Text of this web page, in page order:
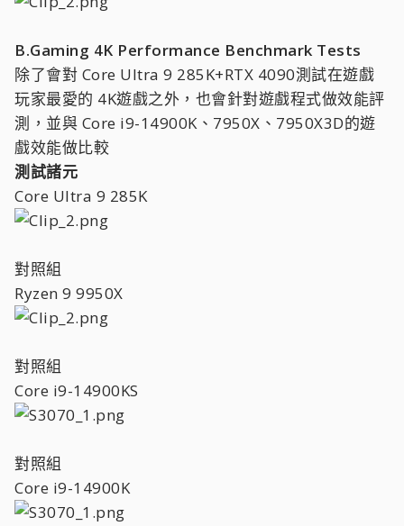
B.Gaming 4K Performance Benchmark Tests
除了會對 Core Ultra 9 285K+RTX 4090測試在遊戲
玩家最愛的 4K遊戲之外，也會針對遊戲程式做效能評
測，並與 Core i9-14900K、7950X、7950X3D的遊
戲效能做比較
測試諸元
Core Ultra 9 285K
對照組
Ryzen 9 9950X
對照組
Core i9-14900KS
對照組
Core i9-14900K